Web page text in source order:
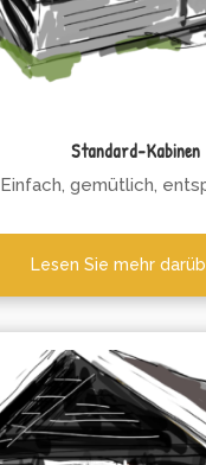
Standard-Kabinen
Einfach, gemütlich,
Lesen Sie mehr